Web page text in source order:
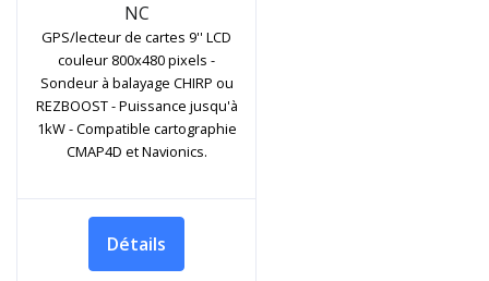
NC
GPS/lecteur de cartes 9'' LCD
couleur 800x480 pixels -
Sondeur à balayage CHIRP ou
REZBOOST - Puissance jusqu'à
1kW - Compatible cartographie
CMAP4D et Navionics.
Détails